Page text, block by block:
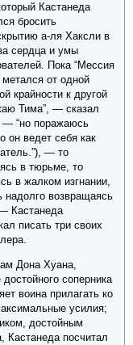
Кастанеда
бросить
а-ля Хаксли в
сердца и умы
Пока “Мессия
от одной
крайности к другой
Тима”, — сказал
— “но поражаюсь
он ведет себя как
— то
в тюрьме, то
в жалком изгнании,
надолго возвращаясь
Кастанеда
писать три своих
Дона Хуана,
соперника
воина прилагать ко
усилия;
достойным
Кастанеда посчитал